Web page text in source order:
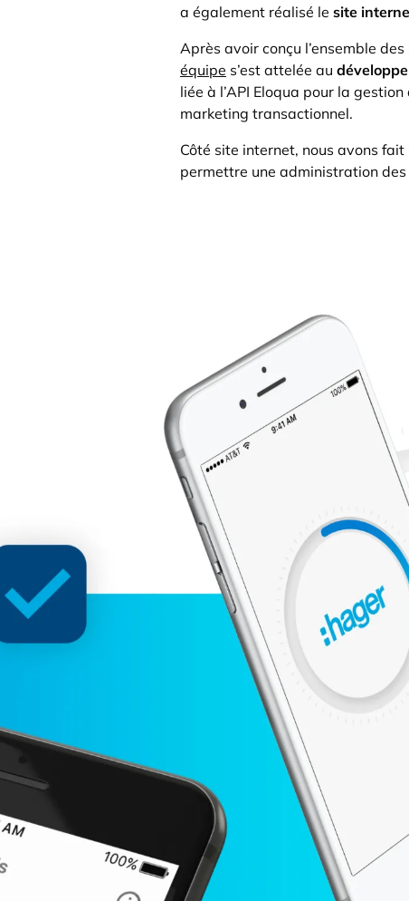
a également réalisé le site
Après avoir conçu l’ensemble
équipe s’est attelée au
liée à l’API Eloqua pour la
marketing transactionnel.
Côté site internet, nous avons fait
permettre une administration